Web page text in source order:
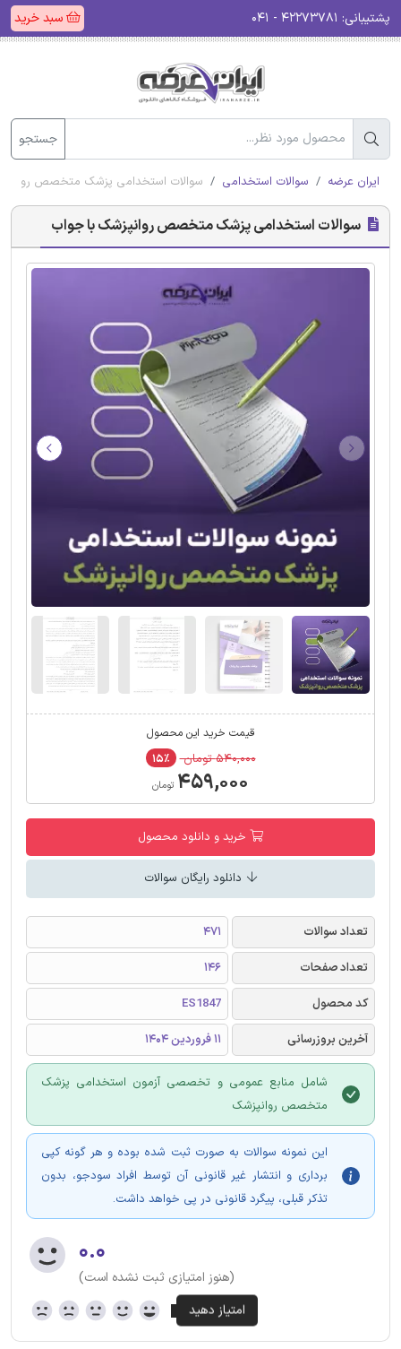
پشتیبانی: سبد خرید
جستجو
ایران عرضه سوالات استخدامی سوالات استخدامی پزشک متخصص
سوالات استخدامی پزشک متخصص روانپزشک با جواب
قیمت خرید این محصول
۵۴۰,۰۰۰ تومان ۱۵٪
۴۵۹,۰۰۰ تومان
خرید و دانلود محصول
دانلود رایگان سوالات
تعداد سوالات
471
تعداد صفحات
146
کد محصول
ES1847
آخرین بروزرسانی
11 فروردین 1404
شامل منابع عمومی و تخصصی آزمون استخدامی پزشک
متخصص روانپزشک
این نمونه سوالات به صورت ثبت شده بوده و هر گونه کپی
برداری و انتشار غیر قانونی آن توسط افراد سودجو، بدون
تذکر قبلی، پیگرد قانونی در پی خواهد داشت.
۰.۰
(هنوز امتیازی ثبت نشده است)